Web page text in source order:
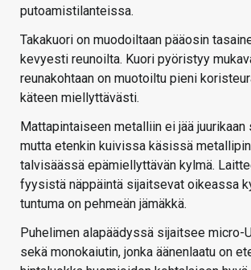
putoamistilanteissa.
Takakuori on muodoiltaan pääosin
kevyesti reunoilta. Kuori pyöristyy
reunakohtaan on muotoiltu pieni
käteen miellyttävästi.
Mattapintaiseen metalliin ei jää juurikaan
mutta etenkin kuivissa käsissä
talvisäässä epämiellyttävän kylmä.
fyysistä näppäintä sijaitsevat oikeassa
tuntuma on pehmeän jämäkkä.
Puhelimen alapäädyssä sijaitsee micro-
sekä monokaiutin, jonka äänenlaatu on